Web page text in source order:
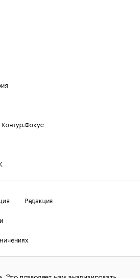
Контур.Фокус
Редакция
О соблюдении авторских прав